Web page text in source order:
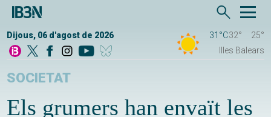
Dijous, 06 d'agost de 2026 31°C32°
25°
Illes Balears
SOCIETAT
Els grumers han envaït les